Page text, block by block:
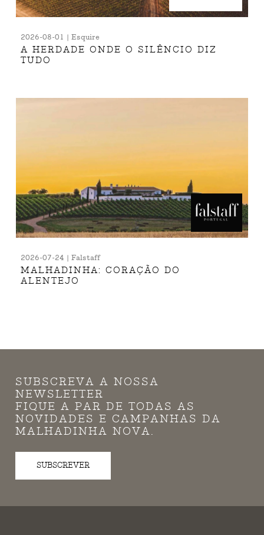
2026-08-01 | Esquire
A HERDADE ONDE O SILÊNCIO DIZ
TUDO
2026-07-24 | Falstaff
MALHADINHA: CORAÇÃO DO
ALENTEJO
SUBSCREVA A NOSSA
NEWSLETTER
FIQUE A PAR DE TODAS AS
NOVIDADES E CAMPANHAS DA
MALHADINHA NOVA.
SUBSCREVER